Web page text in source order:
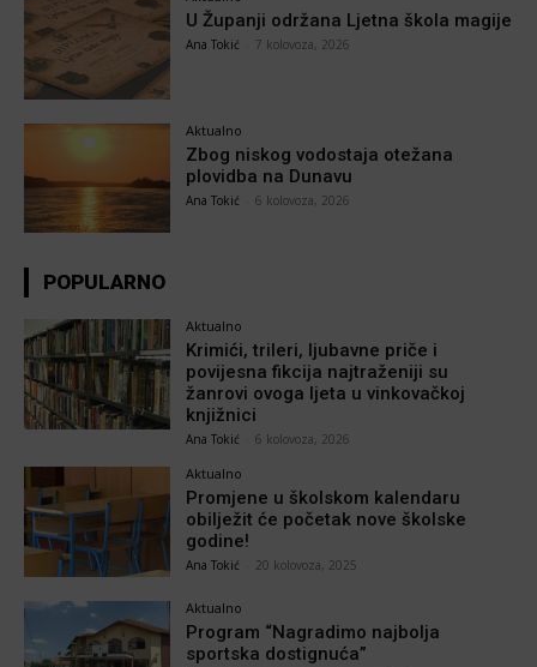
U Županji održana Ljetna škola magije
Ana Tokić 7 kolovoza, 2026
Aktualno
Zbog niskog vodostaja otežana
plovidba na Dunavu
Ana Tokić 6 kolovoza, 2026
POPULARNO
Aktualno
Krimići, trileri, ljubavne priče i
povijesna fikcija najtraženiji su
žanrovi ovoga ljeta u vinkovačkoj
knjižnici
Ana Tokić 6 kolovoza, 2026
Aktualno
Promjene u školskom kalendaru
obilježit će početak nove školske
godine!
Ana Tokić 20 kolovoza, 2025
Aktualno
Program “Nagradimo najbolja
sportska dostignuća”